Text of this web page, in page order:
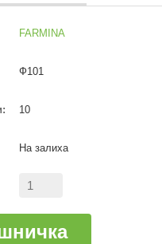
FARMINA
Ф101
10
На залиха